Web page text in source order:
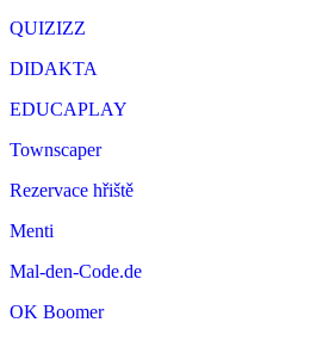
QUIZIZZ
DIDAKTA
EDUCAPLAY
Townscaper
Rezervace hřiště
Menti
Mal-den-Code.de
OK Boomer